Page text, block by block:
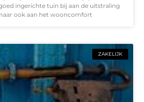
ingerichte tuin bij aan de uitstraling
ook aan het wooncomfort
ZAKELIJK